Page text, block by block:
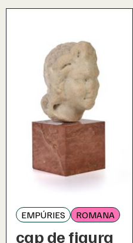
EMPÚRIES ROMANA
cap de figura